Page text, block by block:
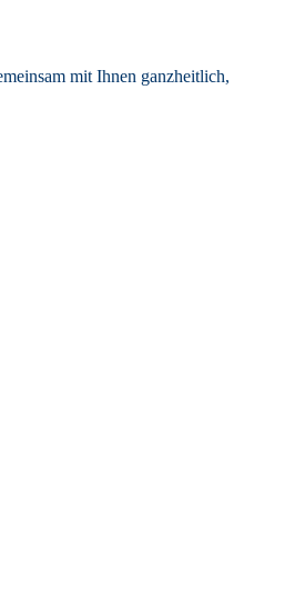
mit Ihnen ganzheitlich,